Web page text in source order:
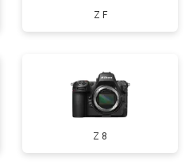
Z F
Z 8